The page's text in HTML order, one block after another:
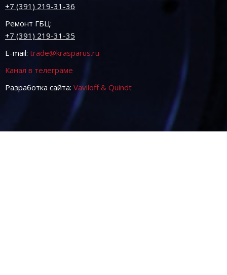
+7 (391) 219-31-36
Ремонт ГБЦ:
+7 (391) 219-31-35
E-mail: trade@krasparus.ru
Канал в телеграме
Разработка сайта: Vaviloff & Quindt